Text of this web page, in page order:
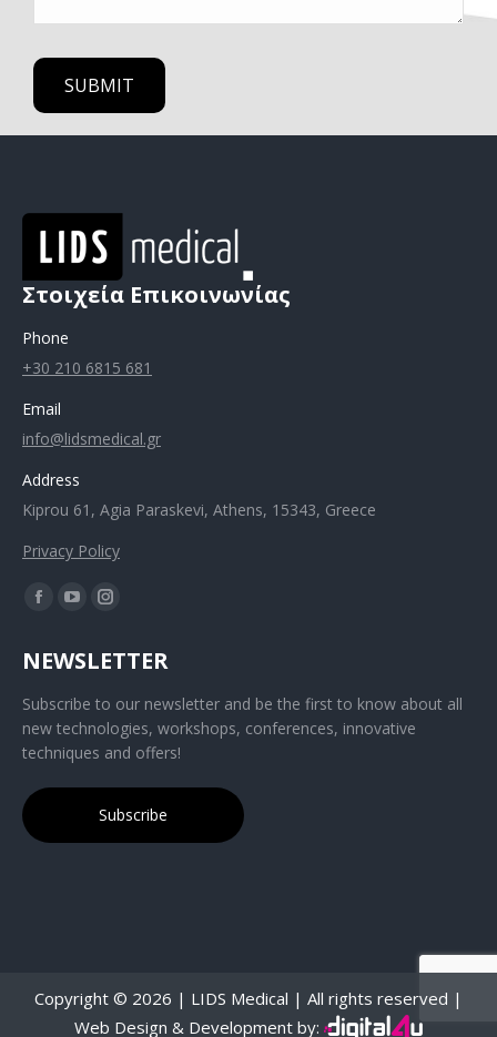
Στοιχεία Επικοινωνίας
Phone
+30 210 6815 681
Email
info@lidsmedical.gr
Address
Kiprou 61, Agia Paraskevi, Athens, 15343, Greece
Privacy Policy
NEWSLETTER
Subscribe to our newsletter and be the first to know about all
new technologies, workshops, conferences, innovative
techniques and offers!
Subscribe
Copyright © 2026 | LIDS Medical | All rights reserved |
Web Design & Development by: